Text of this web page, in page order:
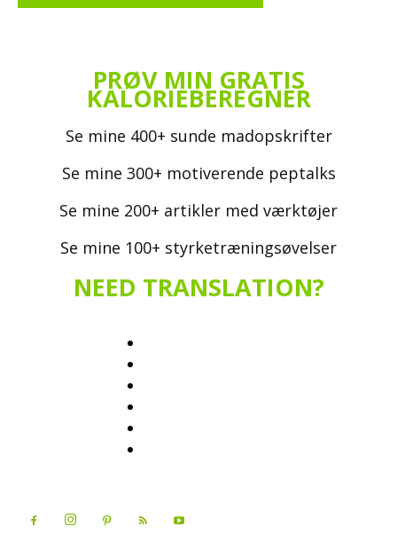
PRØV MIN GRATIS
KALORIEBEREGNER
Se mine 400+ sunde madopskrifter
Se mine 300+ motiverende peptalks
Se mine 200+ artikler med værktøjer
Se mine 100+ styrketræningsøvelser
NEED TRANSLATION?